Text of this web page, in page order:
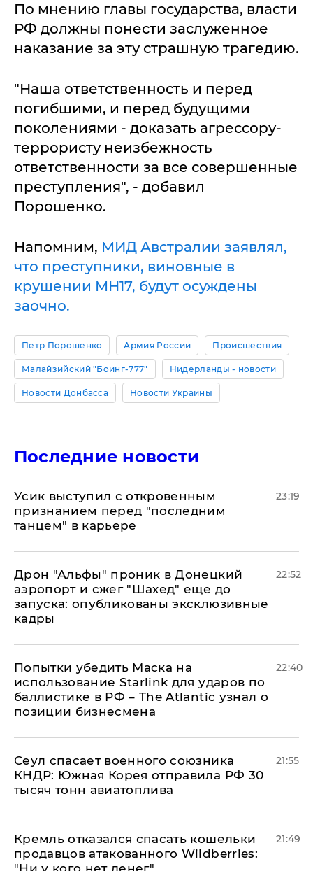
По мнению главы государства, власти
РФ должны понести заслуженное
наказание за эту страшную трагедию.
"Наша ответственность и перед
погибшими, и перед будущими
поколениями - доказать агрессору-
террористу неизбежность
ответственности за все совершенные
преступления", - добавил
Порошенко.
Напомним, МИД Австралии заявлял,
что преступники, виновные в
крушении МН17, будут осуждены
заочно.
Петр Порошенко Армия России Происшествия
Малайзийский "Боинг-777" Нидерланды - новости
Новости Донбасса Новости Украины
Последние новости
Усик выступил с откровенным
признанием перед "последним
танцем" в карьере
23:19
Дрон "Альфы" проник в Донецкий
аэропорт и сжег "Шахед" еще до
запуска: опубликованы эксклюзивные
кадры
22:52
Попытки убедить Маска на
использование Starlink для ударов по
баллистике в РФ – The Atlantic узнал о
позиции бизнесмена
22:40
​Сеул спасает военного союзника
КНДР: Южная Корея отправила РФ 30
тысяч тонн авиатоплива
21:55
Кремль отказался спасать кошельки
продавцов атакованного Wildberries:
21:49